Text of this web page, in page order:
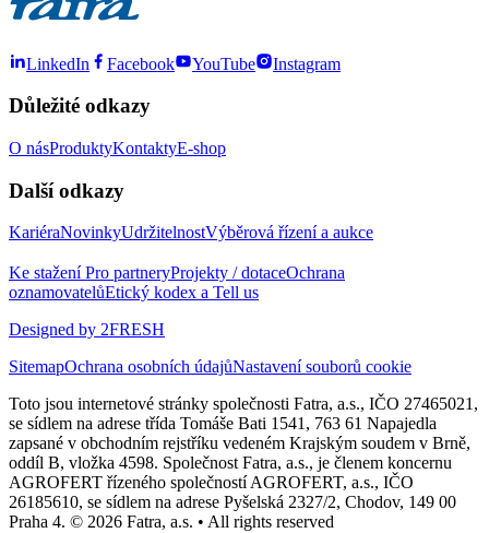
LinkedIn Facebook YouTube Instagram
Důležité odkazy
O násProduktyKontaktyE-shop
Další odkazy
KariéraNovinkyUdržitelnostVýběrová řízení a aukce
Ke staženíPro partneryProjekty / dotaceOchrana
oznamovatelůEtický kodex a Tell us
Designed by 2FRESH
SitemapOchrana osobních údajůNastavení souborů cookie
Toto jsou internetové stránky společnosti Fatra, a.s., IČO 27465021,
se sídlem na adrese třída Tomáše Bati 1541, 763 61 Napajedla
zapsané v obchodním rejstříku vedeném Krajským soudem v Brně,
oddíl B, vložka 4598. Společnost Fatra, a.s., je členem koncernu
AGROFERT řízeného společností AGROFERT, a.s., IČO
26185610, se sídlem na adrese Pyšelská 2327/2, Chodov, 149 00
Praha 4. © 2026 Fatra, a.s. • All rights reserved